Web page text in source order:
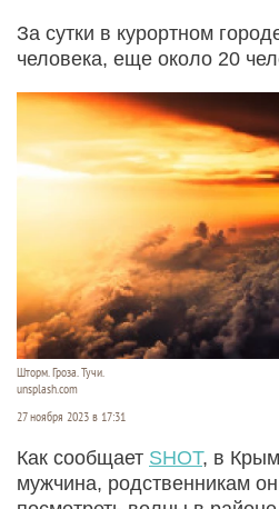
За сутки в курортном
человека, еще около 20
Шторм. Гроза. Тучи.
unsplash.com
27 ноября 2023 в 17:31
Как сообщает SHOT, в
мужчина, родственникам